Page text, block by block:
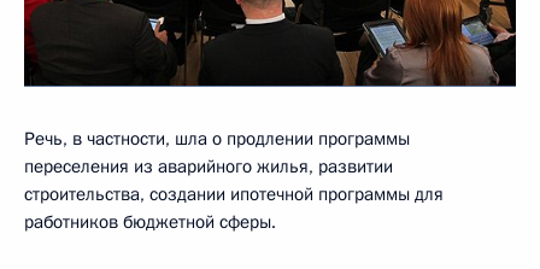
Речь, в частности, шла о продлении программы
переселения из аварийного жилья, развитии
строительства, создании ипотечной программы для
работников бюджетной сферы.